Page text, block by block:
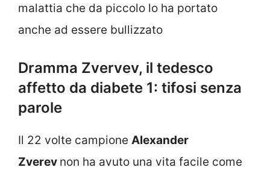
malattia che da piccolo lo ha portato
anche ad essere bullizzato
Dramma Zvervev, il tedesco
affetto da diabete 1: tifosi senza
parole
Il 22 volte campione Alexander
Zverev non ha avuto una vita facile come